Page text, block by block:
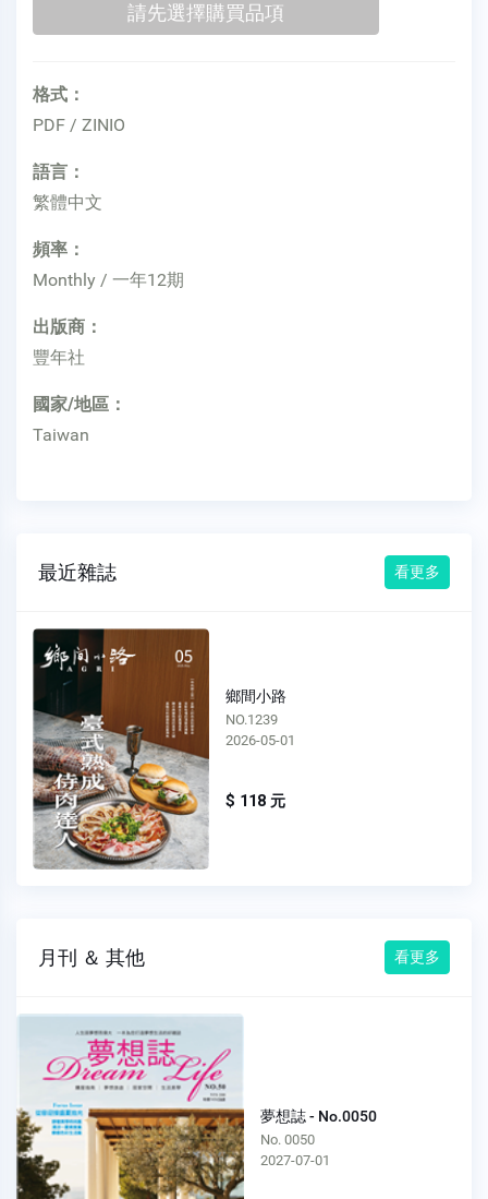
格式：
PDF / ZINIO
語言：
繁體中文
頻率：
Monthly / 一年12期
出版商：
豐年社
國家/地區：
Taiwan
最近雜誌 看更多
鄉間小路
NO.1238
2026-04-01
$ 118 元
月刊 ＆ 其他 看更多
夢想誌 - No.0050
No. 0050
2027-07-01